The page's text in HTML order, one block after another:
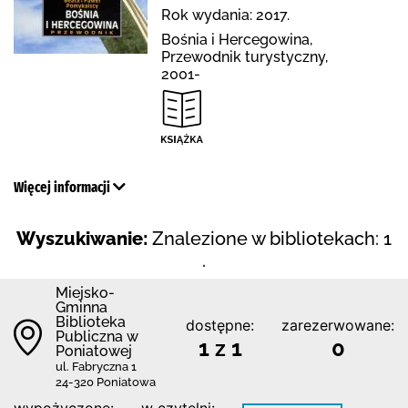
Rok wydania: 2017.
Bośnia i Hercegowina,
Przewodnik turystyczny,
2001-
Więcej informacji
Wyszukiwanie: Znalezione w bibliotekach: 1
.
Miejsko-
Gminna
Biblioteka
Publiczna w
Poniatowej
ul. Fabryczna 1
24-320 Poniatowa
dostępne:
1 z 1
zarezerwowane:
0